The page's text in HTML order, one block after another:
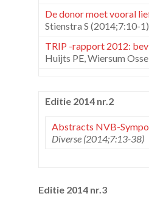
De donor moet vooral
Stienstra S (2014;7:10-1)
TRIP -rapport 2012:
Huijts PE, Wiersum
Editie 2014 nr.2
Abstracts NVB-
Diverse (2014;7:13-38)
Editie 2014 nr.3